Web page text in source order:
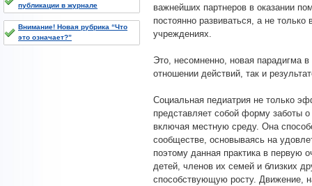
публикации в журнале
Внимание! Новая рубрика “Что
это означает?”
важнейших партнеров в оказании
постоянно развиваться, а не
учреждениях.
Это, несомненно, новая парадигма
отношении действий, так и
Социальная педиатрия не только
представляет собой форму заботы
включая местную среду. Она
сообществе, основываясь на
поэтому данная практика в первую
детей, членов их семей и близких
способствующую росту. Движение,